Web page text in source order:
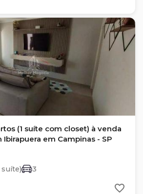
(1 suíte com closet) à venda
em Campinas - SP
suíte) 3